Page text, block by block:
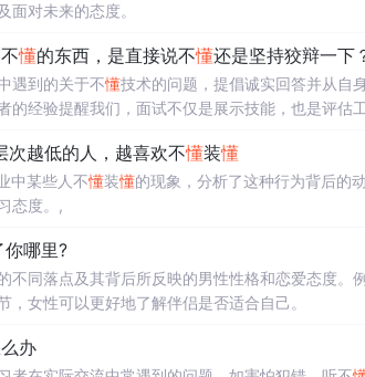
面对未来的态度。
懂的东西，是直接说不懂还是坚持狡辩一下
遇到的关于不懂技术的问题，提倡诚实回答并从自
的经验提醒我们，面试不仅是展示技能，也是评估
次越低的人，越喜欢不懂装懂
中某些人不懂装懂的现象，分析了这种行为背后的
态度。,
你哪里?
不同落点及其背后所反映的男性性格和恋爱态度。
，女性可以更好地了解伴侣是否适合自己。
办